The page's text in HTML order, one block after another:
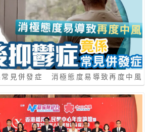
常見併發症 消極態度易導致再度中風